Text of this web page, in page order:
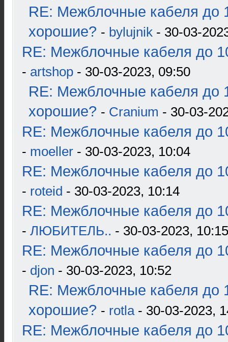
RE: Межблочные кабеля до
хорошие? - bylujnik - 30-03-
RE: Межблочные кабеля до
- artshop - 30-03-2023, 09:50
RE: Межблочные кабеля до
хорошие? - Cranium - 30-03-
RE: Межблочные кабеля до
- moeller - 30-03-2023, 10:04
RE: Межблочные кабеля до
- roteid - 30-03-2023, 10:14
RE: Межблочные кабеля до
- ЛЮБИТЕЛЬ.. - 30-03-2023, 10:15
RE: Межблочные кабеля до
- djon - 30-03-2023, 10:52
RE: Межблочные кабеля до
хорошие? - rotla- 30-03-2023,
RE: Межблочные кабеля до